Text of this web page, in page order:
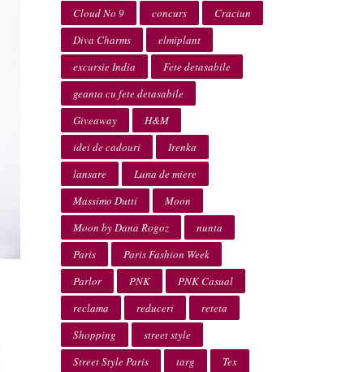
Cloud No 9
concurs
Craciun
Diva Charms
elmiplant
excursie India
Fete detasabile
geanta cu fete detasabile
Giveaway
H&M
idei de cadouri
Irenka
lansare
Luna de miere
Massimo Dutti
Moon
Moon by Dana Rogoz
nunta
Paris
Paris Fashion Week
Parlor
PNK
PNK Casual
reclama
reduceri
reteta
Shopping
street style
Street Style Paris
targ Tex